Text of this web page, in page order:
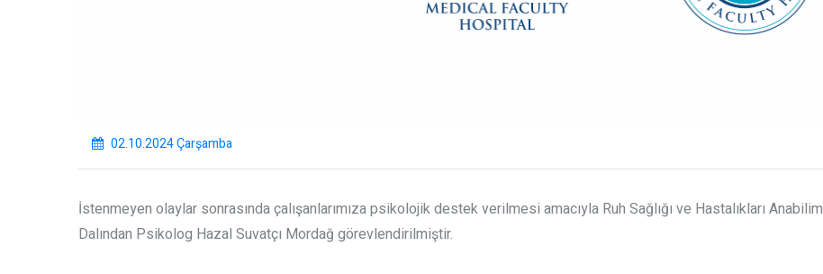
02.10.2024 Çarşamba
İstenmeyen olaylar sonrasında çalışanlarımıza psikolojik destek verilmesi amacıyla Ruh Sağlığı ve Hastalıkları Anabilim
Dalından Psikolog Hazal Suvatçı Mordağ görevlendirilmiştir.